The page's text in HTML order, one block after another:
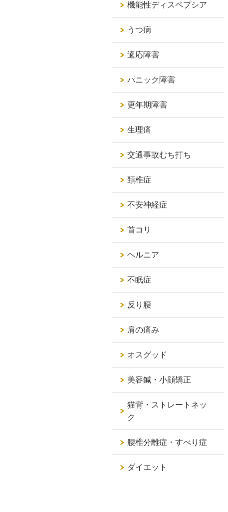
機能性ディスペプシア
うつ病
適応障害
パニック障害
更年期障害
生理痛
交通事故むち打ち
頚椎症
不安神経症
首コリ
ヘルニア
不眠症
反り腰
肩の痛み
オスグッド
美容鍼・小顔矯正
猫背・ストレートネッ
ク
腰椎分離症・すべり症
ダイエット